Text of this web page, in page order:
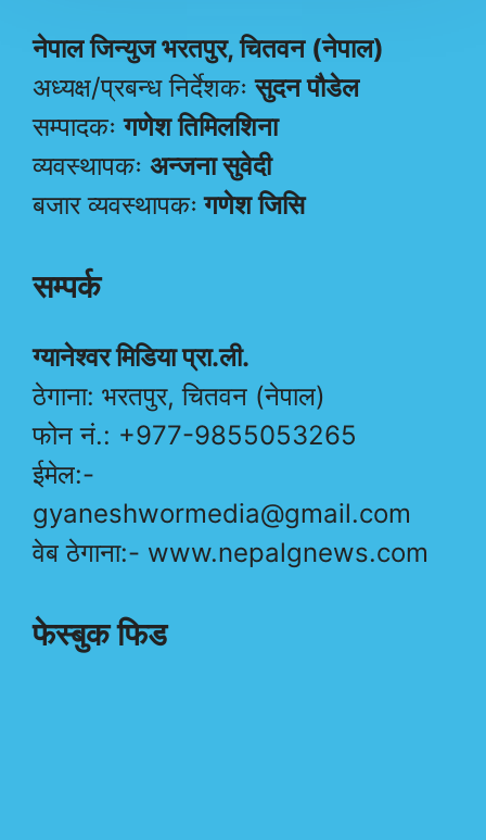
नेपाल जिन्युज भरतपुर, चितवन (नेपाल)
अध्यक्ष/प्रबन्ध निर्देशकःसुदन पौडेल
सम्पादकःगणेश तिमिलशिना
व्यवस्थापकः अन्जना सुवेदी
बजार व्यवस्थापकः गणेश जिसि
सम्पर्क
ग्यानेश्वर मिडिया प्रा.ली.
ठेगाना: भरतपुर, चितवन (नेपाल)
फोन नं.: +977-9855053265
ईमेल:-
gyaneshwormedia@gmail.com
वेब ठेगाना:- www.nepalgnews.com
फेस्बुक फिड